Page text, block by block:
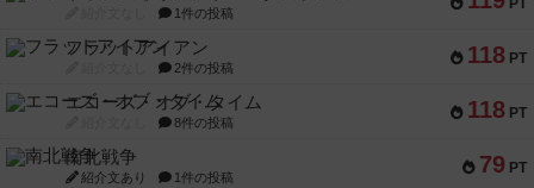
PT
1件の投稿
118 PT
フラットアイアン
2件の投稿
118 PT
エコーズ・オブ・タイム
8件の投稿
79 PT
南北戦争
紹介文あり 1件の投稿